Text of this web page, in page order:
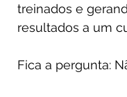
treinados e
resultados a um
Fica a pergunta: